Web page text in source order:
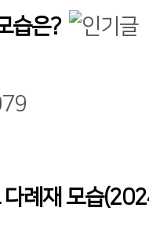
습은?
다례재 모습